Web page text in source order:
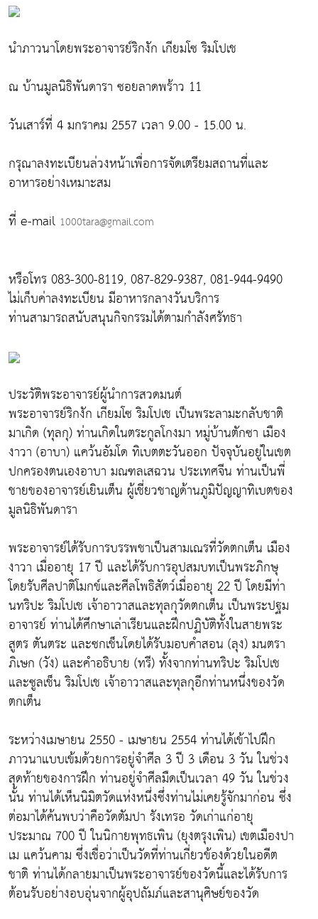
นำภาวนาโดยพระอาจารย์ริกงัก เกียมโซ ริมโปเช
ณ บ้านมูลนิธิพันดารา ซอยลาดพร้าว 11
วันเสาร์ที่ 4 มกราคม 2557 เวลา 9.00 - 15.00 น.
กรุณาลงทะเบียนล่วงหน้าเพื่อการจัดเตรียมสถานที่และ
อาหารอย่างเหมาะสม
ที่ e-mail 1000tara@gmail.com
หรือโทร 083-300-8119, 087-829-9387, 081-944-9490
ไม่เก็บค่าลงทะเบียน มีอาหารกลางวันบริการ
ท่านสามารถสนับสนุนกิจกรรมได้ตามกำลังศรัทธา
ประวัติพระอาจารย์ผู้นำการสวดมนต์
พระอาจารย์ริกงัก เกียมโซ ริมโปเช เป็นพระลามะกลับชาติ
มาเกิด (ทุลกุ) ท่านเกิดในตระกูลโกงมา หมู่บ้านตักซา เมือง
งาวา (อาบา) แคว้นอัมโด ทิเบตตะวันออก ปัจจุบันอยู่ในเขต
ปกครองตนเองอาบา มณฑลเสฉวน ประเทศจีน ท่านเป็นพี่
ชายของอาจารย์เยินเต็น ผู้เชี่ยวชาญด้านภูมิปัญญาทิเบตของ
มูลนิธิพันดารา
พระอาจารย์ได้รับการบรรพชาเป็นสามเณรที่วัดตกเต็น เมือง
งาวา เมื่ออายุ 17 ปี และได้รับการอุปสมบทเป็นพระภิกษุ
โดยรับศีลปาติโมกข์และศีลโพธิสัตว์เมื่ออายุ 22 ปี โดยมีท่า
นทริปะ ริมโปเช เจ้าอาวาสและทุลกุวัดตกเต็น เป็นพระปฐม
อาจารย์ ท่านได้ศึกษาเล่าเรียนและฝึกปฏิบัติทั้งในสายพระ
สูตร ตันตระ และซกเช็นโดยได้รับมอบคำสอน (ลุง) มนตรา
ภิเษก (วัง) และคำอธิบาย (ทรี) ทั้งจากท่านทริปะ ริมโปเช
และซูลเช็น ริมโปเช เจ้าอาวาสและทุลกุอีกท่านหนึ่งของวัด
ตกเต็น
ระหว่างเมษายน 2550 - เมษายน 2554 ท่านได้เข้าไปฝึก
ภาวนาแบบเข้มด้วยการอยู่จำศีล 3 ปี 3 เดือน 3 วัน ในช่วง
สุดท้ายของการฝึก ท่านอยู่จำศีลมืดเป็นเวลา 49 วัน ในช่วง
นั้น ท่านได้เห็นนิมิตวัดแห่งหนึ่งซึ่งท่านไม่เคยรู้จักมาก่อน ซึ่ง
ต่อมาได้ค้นพบว่าคือวัดตัมปา รังเทรอ วัดเก่าแก่อายุ
ประมาณ 700 ปี ในนิกายพุทธเพิน (ยุงตรุงเพิน) เขตเมืองปา
เม แคว้นคาม ซึ่งเชื่อว่าเป็นวัดที่ท่านเกี่ยวข้องด้วยในอดีต
ชาติ ท่านได้กลายมาเป็นพระอาจารย์ของวัดนี้และได้รับการ
ต้อนรับอย่างอบอุ่นจากผู้อุปถัมภ์และสานุศิษย์ของวัด